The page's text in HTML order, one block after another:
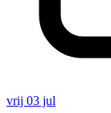
vrij 03 jul